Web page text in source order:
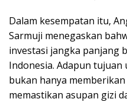
Dalam kesempatan itu,
Sarmuji menegaskan
investasi jangka panjang
Indonesia. Adapun
bukan hanya
memastikan asupan gizi